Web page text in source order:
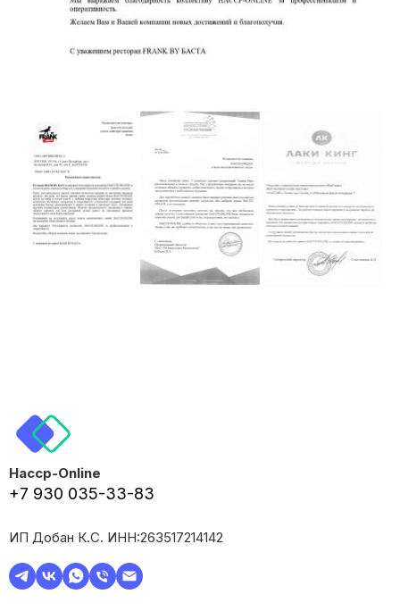
Haccp-Online
+7 930 035-33-83
ИП Добан К.С. ИНН:263517214142